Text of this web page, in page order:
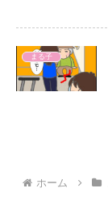
まる子
ホーム